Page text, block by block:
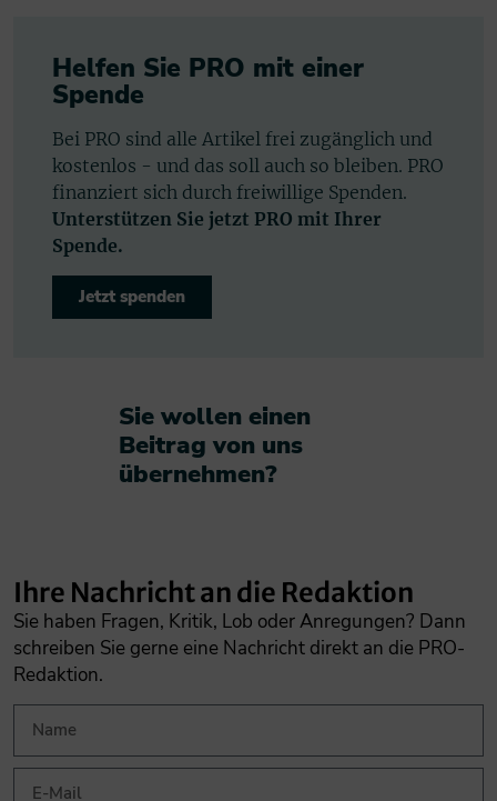
Helfen Sie PRO mit einer
Spende
Bei PRO sind alle Artikel frei zugänglich und
kostenlos - und das soll auch so bleiben. PRO
finanziert sich durch freiwillige Spenden.
Unterstützen Sie jetzt PRO mit Ihrer
Spende.
Jetzt spenden
Sie wollen einen
Beitrag von uns
übernehmen?​
Ihre Nachricht an die Redaktion
Sie haben Fragen, Kritik, Lob oder Anregungen? Dann
schreiben Sie gerne eine Nachricht direkt an die PRO-
Redaktion.